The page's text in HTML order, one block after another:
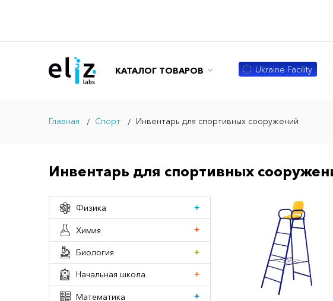
КАТАЛОГ ТОВАРОВ Ukraine Facility
Главная Спорт Инвентарь для спортивных сооружений
Инвентарь для спортивных
Физика
Химия
Биология
Начальная школа
Математика